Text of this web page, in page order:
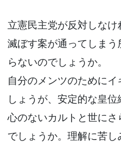
立憲民主党が反対しな
滅ぼす案が通ってしま
らないのでしょうか。
自分のメンツのために
しょうが、安定的な皇
心のないカルトと世に
でしょうか。理解に苦し